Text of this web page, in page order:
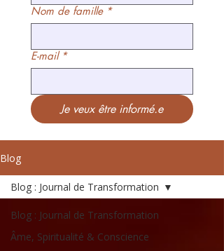
Nom de famille *
E-mail *
Je veux être informé.e
Blog
Blog : Journal de Transformation
Âme, Spiritualité & Conscience
Blog : Journal de Transformation